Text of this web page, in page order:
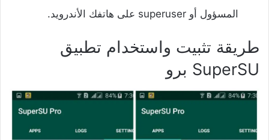
المسؤول أو superuser على هاتفك الأندرويد.
طريقة تثبيت واستخدام تطبيق
SuperSU برو